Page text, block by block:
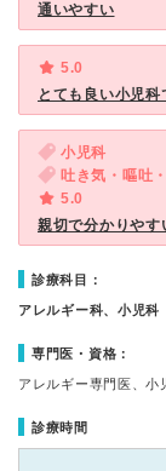
通いやすい
5.0
とても良い小児科
小児科
5.0
親切で分かりやす
診療科目：
アレルギー科、小児科
専門医・資格：
アレルギー専門医、小
診療時間